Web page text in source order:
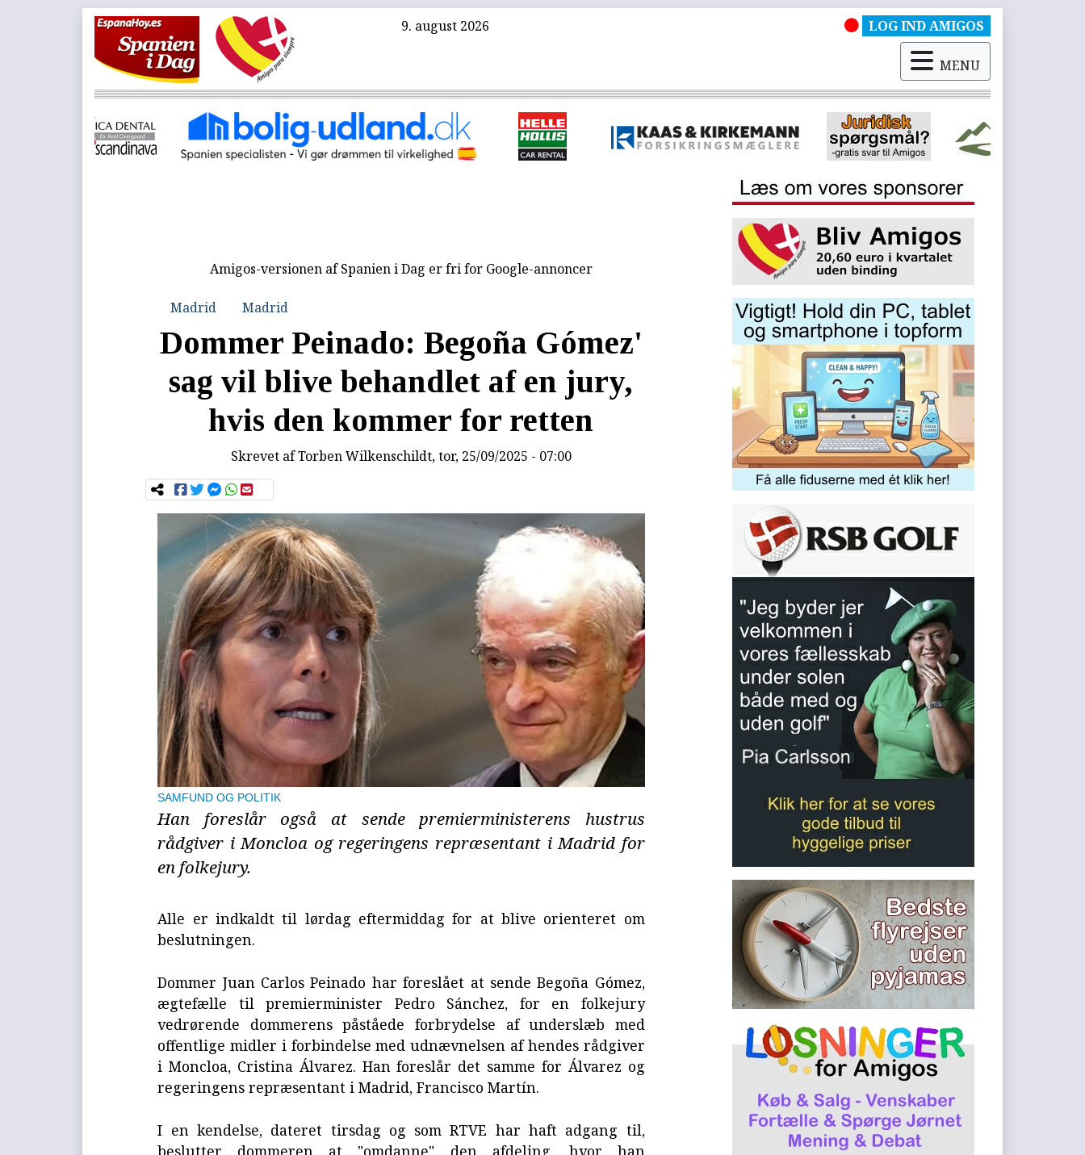
9. august 2026 LOG IND AMIGOS
MENU
Amigos-versionen af Spanien i Dag er fri for Google-annoncer
Madrid Madrid
Dommer Peinado: Begoña Gómez'
sag vil blive behandlet af en jury,
hvis den kommer for retten
Skrevet afTorben Wilkenschildt, tor, 25/09/2025 - 07:00
SAMFUND OG POLITIK
Han foreslår også at sende premierministerens hustrus
rådgiver i Moncloa og regeringens repræsentant i Madrid for
en folkejury.
Alle er indkaldt til lørdag eftermiddag for at blive orienteret om
beslutningen.
Dommer Juan Carlos Peinado har foreslået at sende Begoña Gómez,
ægtefælle til premierminister Pedro Sánchez, for en folkejury
vedrørende dommerens påståede forbrydelse af underslæb med
offentlige midler i forbindelse med udnævnelsen af hendes rådgiver
i Moncloa, Cristina Álvarez. Han foreslår det samme for Álvarez og
regeringens repræsentant i Madrid, Francisco Martín.
I en kendelse, dateret tirsdag og som RTVE har haft adgang til,
beslutter dommeren at "omdanne" den afdeling, hvor han